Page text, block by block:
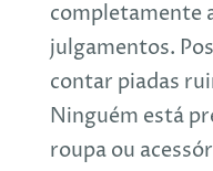
completamente
julgamentos.
contar piadas
Ninguém está
roupa ou